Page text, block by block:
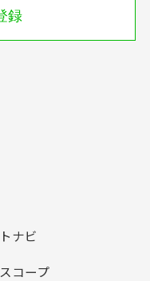
録
ナビ
コープ